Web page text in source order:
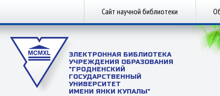
Сайт научной библиотеки
ЭЛЕКТРОННАЯ БИБЛИОТЕКА
УЧРЕЖДЕНИЯ ОБРАЗОВАНИЯ
"ГРОДНЕНСКИЙ
ГОСУДАРСТВЕННЫЙ
УНИВЕРСИТЕТ
ИМЕНИ ЯНКИ КУПАЛЫ"